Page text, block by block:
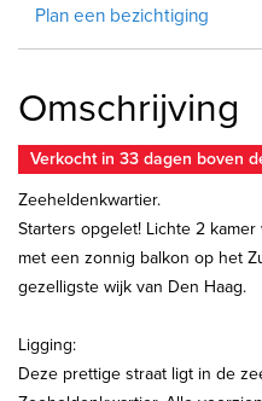
Plan een bezichtiging
Omschrijving
Verkocht in 33 dagen boven
Zeeheldenkwartier.
Starters opgelet! Lichte 2
met een zonnig balkon op het
gezelligste wijk van Den Haag.
Ligging:
Deze prettige straat ligt in de